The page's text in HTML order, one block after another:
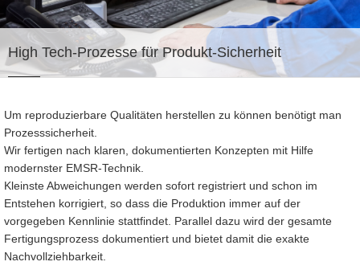
High Tech-Prozessefür Produkt-Sicherheit
Um reproduzierbare Qualitäten herstellen zu können benötigt man
Prozesssicherheit.
Wir fertigen nach klaren, dokumentierten Konzepten mit Hilfe
modernster EMSR-Technik.
Kleinste Abweichungen werden sofort registriert und schon im
Entstehen korrigiert, so dass die Produktion immer auf der
vorgegeben Kennlinie stattfindet. Parallel dazu wird der gesamte
Fertigungsprozess dokumentiert und bietet damit die exakte
Nachvollziehbarkeit.